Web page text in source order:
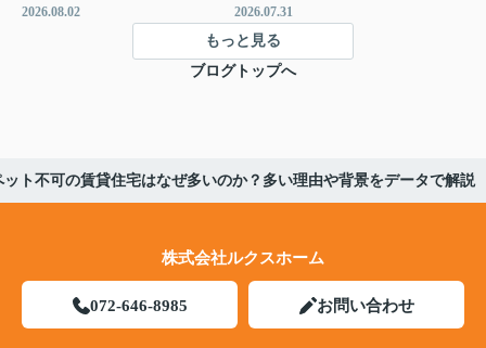
2026.08.02 2026.07.31
もっと見る
ブログトップへ
ット不可の賃貸住宅はなぜ多いのか？多い理由や背景をデータで解説
株式会社ルクスホーム
072-646-8985 お問い合わせ